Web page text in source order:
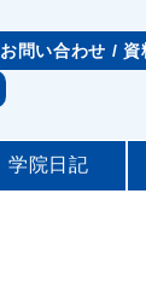
お問い合わせ / 資
学院日記